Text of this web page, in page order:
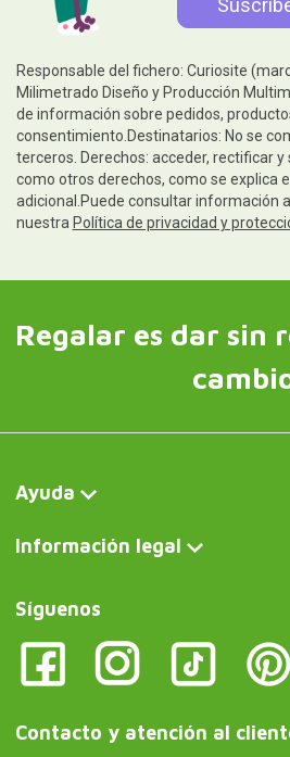
Responsable del fichero: Curiosite
Milimetrado Diseño y Producción
de información sobre pedidos,
consentimiento.Destinatarios: No se
terceros. Derechos: acceder, rectificar
como otros derechos, como se explica
adicional.Puede consultar información
nuestra Política de privacidad y
Regalar es dar sin
Ayuda
Información legal
Síguenos
Contacto y atención al